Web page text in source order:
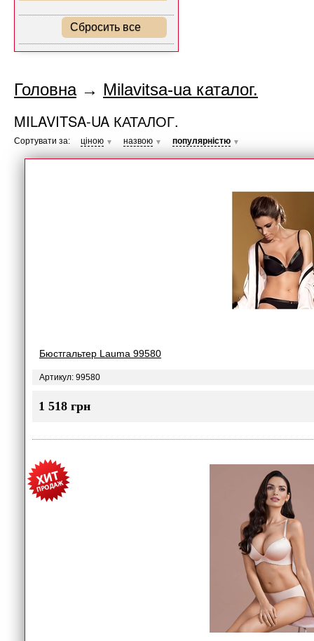
Сбросить все
Головна→ Milavitsa-ua каталог.
MILAVITSA-UA КАТАЛОГ.
Сортувати за: ціною ▼ назвою ▼ популярністю ▼
Бюстгальтер Lauma 99580
Артикул: 99580
1 518 грн